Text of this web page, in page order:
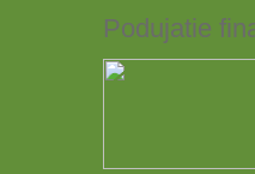
Podujatie